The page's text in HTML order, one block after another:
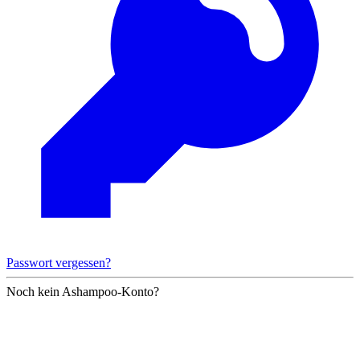
Passwort vergessen?
Noch kein Ashampoo-Konto?